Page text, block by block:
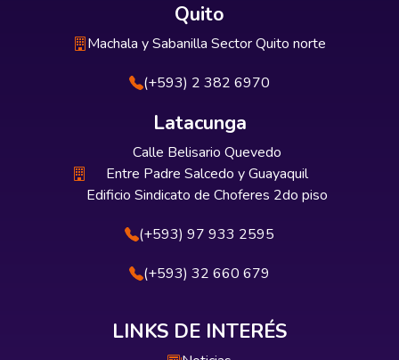
Quito
Machala y Sabanilla Sector Quito norte
(+593) 2 382 6970
Latacunga
Calle Belisario Quevedo
Entre Padre Salcedo y Guayaquil
Edificio Sindicato de Choferes 2do piso
(+593) 97 933 2595
(+593) 32 660 679
LINKS DE INTERÉS